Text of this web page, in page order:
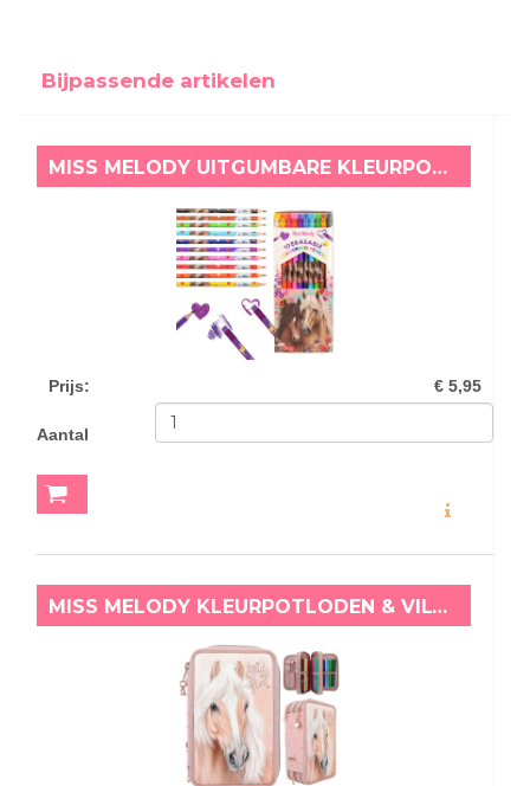
Bijpassende artikelen
MISS MELODY UITGUMBARE KLEURPOTLODEN BLOEMEN
Prijs: € 5,95
Aantal
MISS MELODY KLEURPOTLODEN & VILTSTIFTEN ETUI WILD AND FREE